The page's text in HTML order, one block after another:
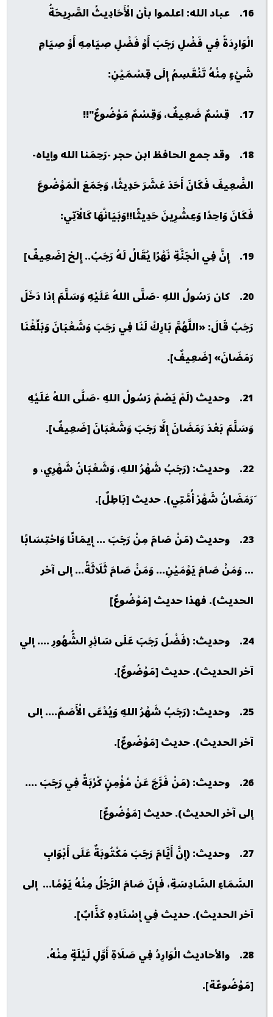
16. عباد الله: اعلموا بأن الْأَحَادِيثُ الصَّرِيحَةُ
الْوَارِدَةُ فِي فَضْلِ رَجَبَ أَوْ فَضْلِ صِيَامِهِ أَوْ صِيَامِ
شَيْءٍ مِنْهُ تَنْقَسِمُ إِلَى قِسْمَيْنِ:
17. قِسْمٌ ضَعِيفٌ، وَقِسْمٌ مَوْضُوعٌ"!!
18. وقد جمع الحافظ ابن حجر -رَحِمَنا الله وإياه-
الضَّعِيفَ فَكَانَ أَحَدَ عَشَرَ حَدِيثًا، وَجَمَعَ الْمَوْضُوعَ
فَكَانَ وَاحِدًا وَعِشْرِينَ حَدِيثًا!!وَبَيَانُهَا كَالْآتِي:
19. إِنَّ فِي الْجَنَّةِ نَهْرًا يُقَالُ لَهُ رَجَبُ.. إِلخ [ضَعِيفٌ]
20. كان رَسُولُ اللهِ -صَلَّى اللهُ عَلَيْهِ وَسَلَّمَ إذا دَخَلَ
رَجَبُ قَالَ: «اللَّهُمَّ بَارِكْ لَنَا فِي رَجَبَ وَشَعْبَانَ وَبَلِّغْنَا
رَمَضَانَ» [ضَعِيفٌ].
21. وحديث (لَمْ يَصُمْ رَسُولُ اللهِ -صَلَّى اللهُ عَلَيْهِ
وَسَلَّمَ بَعْدَ رَمَضَانَ إِلَّا رَجَبَ وَشَعْبَانَ [ضَعِيفٌ].
22. وحديث: (رَجَبُ شَهْرُ اللهِ، وَشَعْبَانُ شَهْرِي، و
َرَمَضَانُ شَهْرُ أُمَّتِي). حديث [بَاطِلٌ].
23. وحديث (مَنْ صَامَ مِنْ رَجَبَ ... إِيمَانًا وَاحْتِسَابًا
... وَمَنْ صَامَ يَوْمَيْنِ... وَمَنْ صَامَ ثَلَاثَةً... إلى آخر
الحديث). فهذا حديث [مَوْضُوعٌ]
24. وحديث: (فَضْلُ رَجَبَ عَلَى سَائِرِ الشُّهُورِ .... إلي
آخر الحديث). حديث [مَوْضُوعٌ].
25. وحديث: (رَجَبُ شَهْرُ اللهِ وَيُدْعَى الْأَصَمُ.... إلى
آخر الحديث). حديث [مَوْضُوعٌ].
26. وحديث: (مَنْ فَرَّجَ عَنْ مُؤْمِنٍ كُرْبَةً فِي رَجَبَ ....
إلى آخر الحديث). حديث [مَوْضُوعٌ]
27. وحديث: (إِنَّ أَيَّامَ رَجَبَ مَكْتُوبَةٌ عَلَى أَبْوَابِ
السَّمَاءِ السَّادِسَةِ، فَإِنَ صَامَ الرَّجُلُ مِنْهُ يَوْمًا... إلى
آخر الحديث). حديث فِي إِسْنَادِهِ كَذَّابٌ].
28. والأحاديث الْوَارِدُ فِي صَلَاةِ أَوَّلِ لَيْلَةٍ مِنْهُ.
[مَوْضُوعٌة].